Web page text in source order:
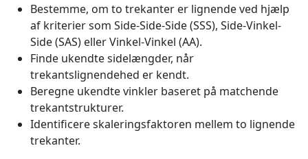
Bestemme, om to trekanter er lignende ved hjælp
af kriterier som Side-Side-Side (SSS), Side-Vinkel-
Side (SAS) eller Vinkel-Vinkel (AA).
Finde ukendte sidelængder, når
trekantslignendehed er kendt.
Beregne ukendte vinkler baseret på matchende
trekantstrukturer.
Identificere skaleringsfaktoren mellem to lignende
trekanter.